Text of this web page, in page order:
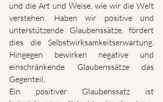
und die Art und Weise, wie wir die Welt
verstehen. Haben wir positive und
unterstützende Glaubenssätze, fördert
dies die Selbstwirksamkeitserwartung.
Hingegen bewirken negative und
einschränkende Glaubenssätze das
Gegenteil.
Ein positiver Glaubenssatz ist